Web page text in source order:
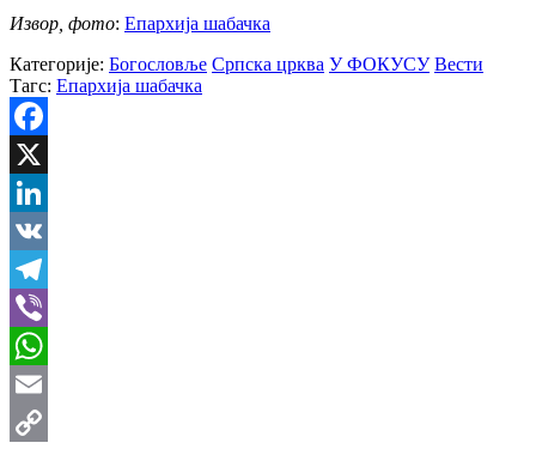
Извор, фото: Епархија шабачка
Категорије: Богословље Српска црква У ФОКУСУ Вести
Тагс: Епархија шабачка
Facebook
X
LinkedIn
VK
Telegram
Viber
WhatsApp
Email